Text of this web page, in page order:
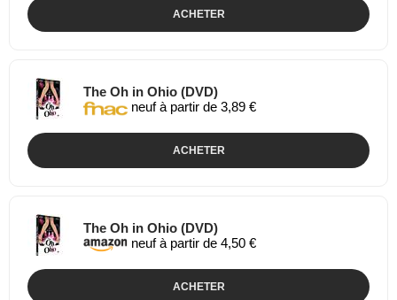
ACHETER
The Oh in Ohio (DVD)
neuf à partir de 3,89 €
ACHETER
The Oh in Ohio (DVD)
neuf à partir de 4,50 €
ACHETER